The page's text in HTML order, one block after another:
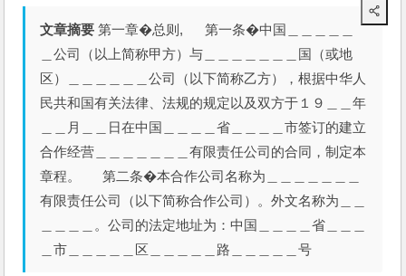
文章摘要 第一章�总则, 第一条�中国＿＿＿＿＿
＿公司（以上简称甲方）与＿＿＿＿＿＿＿国（或地
区）＿＿＿＿＿＿公司（以下简称乙方），根据中华人
民共和国有关法律、法规的规定以及双方于１９＿＿年
＿＿月＿＿日在中国＿＿＿＿省＿＿＿＿市签订的建立
合作经营＿＿＿＿＿＿＿有限责任公司的合同，制定本
章程。 第二条�本合作公司名称为＿＿＿＿＿＿＿
有限责任公司（以下简称合作公司）。外文名称为＿＿
＿＿＿＿。公司的法定地址为：中国＿＿＿＿省＿＿＿
＿市＿＿＿＿＿区＿＿＿＿＿路＿＿＿＿＿号